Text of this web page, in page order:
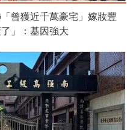
曾獲近千萬豪宅」嫁妝豐
」：基因強大